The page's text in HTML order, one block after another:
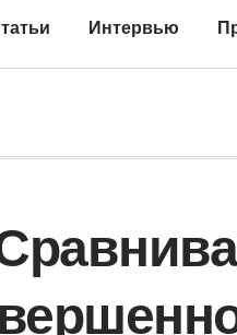
Интервью